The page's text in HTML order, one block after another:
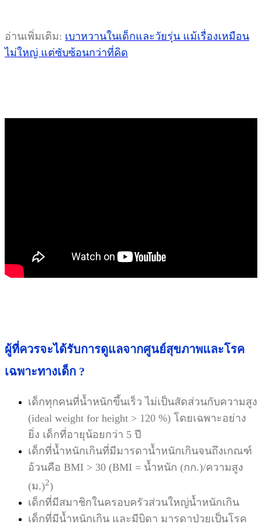
อ่านเพิ่มเติม: เบาหวานในเด็กและวัยรุ่น แม้เรื่องเหมือน
ไม่ใหญ่ แต่ซับซ้อนกว่าที่คิด
ผู้ที่ควรจะได้รับการดูแลจากศูนย์สุขภาพและโรค
เฉพาะทางเด็ก ?
เด็กทุกคนที่น้ำหนักขึ้นเร็ว ไม่เป็นสัดส่วนกับความสูง
(ideal weight for height > 120 %) โดยเฉพาะอย่าง
ยิ่ง เด็กที่อายุน้อยกว่า 5 ปี
เด็กที่น้ำหนักเกินที่มีมารดาน้ำหนักเกินจนถึงเกณฑ์
อ้วนคือ BMI > 30 (BMI = น้ำหนัก (กก.)/ความสูง
(ม.)2)
เด็กที่มีสมาชิกในครอบครัวส่วนใหญ่น้ำหนักเกิน
เด็กที่มีน้ำหนักเกิน และมีบิดา มารดาป่วยเป็นโรค